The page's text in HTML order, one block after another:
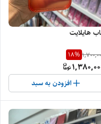
هایلایت
18%
افزودن به سبد